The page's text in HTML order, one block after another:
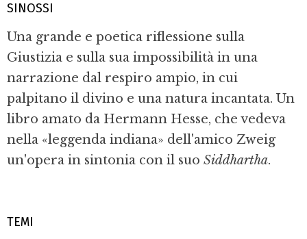
TEMI
SINOSSI
Una grande e poetica riflessione sulla
Giustizia e sulla sua impossibilità in una
narrazione dal respiro ampio, in cui
palpitano il divino e una natura incantata. Un
libro amato da Hermann Hesse, che vedeva
nella «leggenda indiana» dell'amico Zweig
un'opera in sintonia con il suo Siddhartha.